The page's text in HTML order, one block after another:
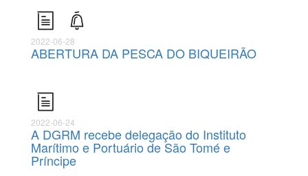
2022-06-28
ABERTURA DA PESCA DO BIQUEIRÃO
2022-06-24
A DGRM recebe delegação do Instituto
Marítimo e Portuário de São Tomé e
Príncipe